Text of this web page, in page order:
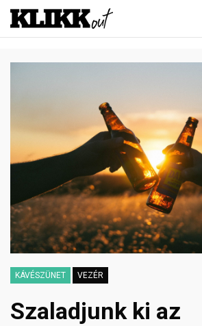
KÁVÉSZÜNET VEZÉR
Szaladjunk ki az